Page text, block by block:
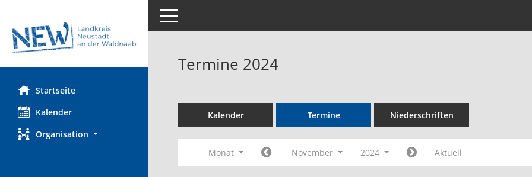
Startseite
Kalender
Organisation
Toggle navigation
Termine 2024
Kalender Termine Niederschriften
Monat November 2024 Aktuell